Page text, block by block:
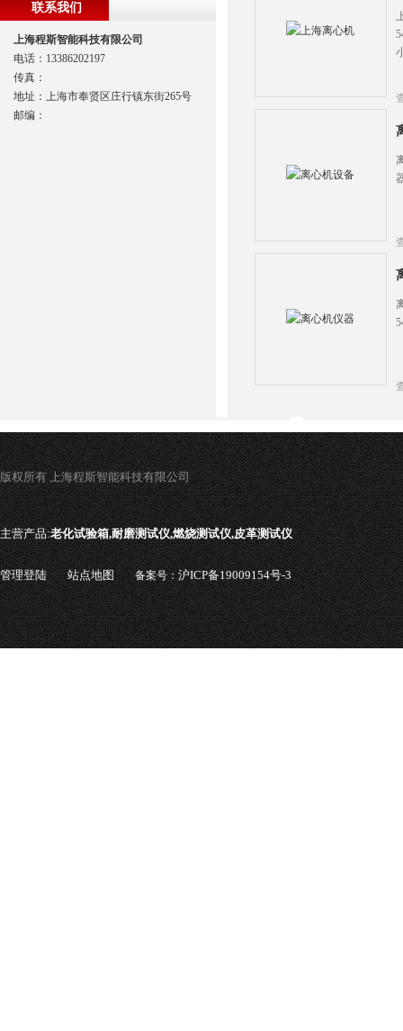
联系我们
上海程斯智能科技有限公司
电话：13386202197
传真：
地址：上海市奉贤区庄行镇东街265号
邮编：
版权所有 上海程斯智能科技有限公司
主营产品:老化试验箱,耐磨测试仪,燃烧测试仪,皮革测试仪
管理登陆 站点地图 备案号：沪ICP备19009154号-3